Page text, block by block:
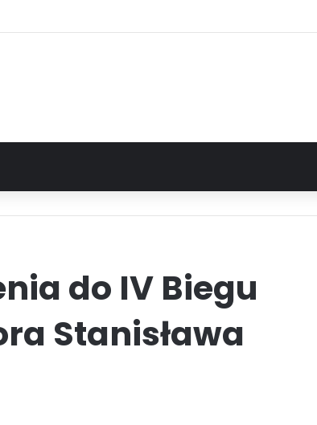
do IV Biegu
Stanisława